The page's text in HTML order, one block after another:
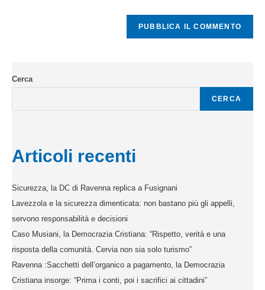
Cerca
CERCA
Articoli recenti
Sicurezza, la DC di Ravenna replica a Fusignani
Lavezzola e la sicurezza dimenticata: non bastano più gli appelli,
servono responsabilità e decisioni
Caso Musiani, la Democrazia Cristiana: “Rispetto, verità e una
risposta della comunità. Cervia non sia solo turismo”
Ravenna :Sacchetti dell’organico a pagamento, la Democrazia
Cristiana insorge: “Prima i conti, poi i sacrifici ai cittadini”